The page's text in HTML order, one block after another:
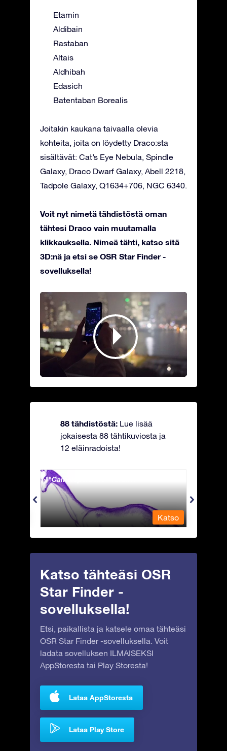
Etamin
Aldibain
Rastaban
Altais
Aldhibah
Edasich
Batentaban Borealis
Joitakin kaukana taivaalla olevia
kohteita, joita on löydetty Draco:sta
sisältävät: Cat’s Eye Nebula, Spindle
Galaxy, Draco Dwarf Galaxy, Abell 2218,
Tadpole Galaxy, Q1634+706, NGC 6340.
Voit nyt nimetä tähdistöstä oman
tähtesi Draco vain muutamalla
klikkauksella. Nimeä tähti, katso sitä
3D:nä ja etsi se OSR Star Finder -
sovelluksella!
88 tähdistöstä: Lue lisää
jokaisesta 88 tähtikuviosta ja
12 eläinradoista!
Camelopardalis - Kirahvi
Katso
Katso tähteäsi OSR
Star Finder -
sovelluksella!
Etsi, paikallista ja katsele omaa tähteäsi
OSR Star Finder -sovelluksella. Voit
ladata sovelluksen ILMAISEKSI
AppStoresta tai Play Storesta!
Lataa AppStoresta
Lataa Play Store